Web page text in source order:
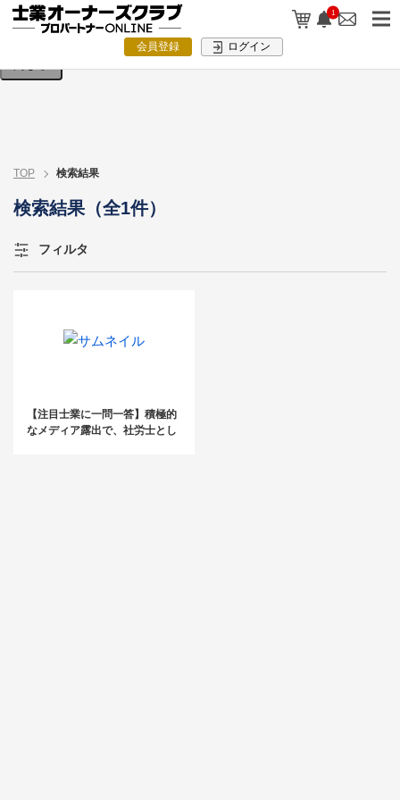
1
会員登録 ログイン
検索条件を入力してください。
TOP 検索結果
検索結果（全1件）
フィルタ
【注目士業に一問一答】積極的
なメディア露出で、社労士とし